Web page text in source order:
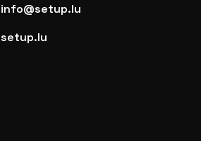
info@setup.lu
setup.lu